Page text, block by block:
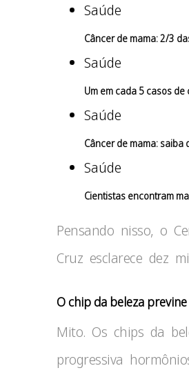
Saúde
Câncer de mama: 2/3
Saúde
Um em cada 5 casos
Saúde
Câncer de mama:
Saúde
Cientistas encontram
Pensando nisso, o
Cruz esclarece dez
O chip da beleza
Mito. Os chips da
progressiva